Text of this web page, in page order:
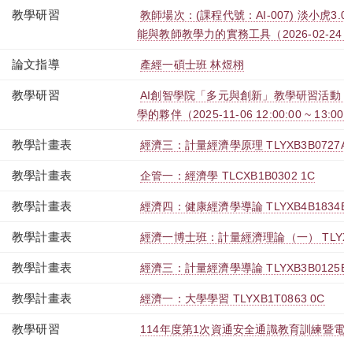
教學研習
教師場次：(課程代號：AI-007) 淡小虎
能與教師教學力的實務工具（2026-02-
論文指導 產經一碩士班 林煜栩
教學研習
AI創智學院「多元與創新」教學研習活
學的夥伴（2025-11-06 12:00:00 ~
教學計畫表 經濟三：計量經濟學原理
教學計畫表 企管一：經濟學 TLCXB1B0302 1C
教學計畫表 經濟四：健康經濟學導論
教學計畫表 經濟一博士班：計量經濟理論（一）
教學計畫表 經濟三：計量經濟學導論
教學計畫表 經濟一：大學學習 TLYXB1T0863 0C
教學研習
114年度第1次資通安全通識教育訓練暨